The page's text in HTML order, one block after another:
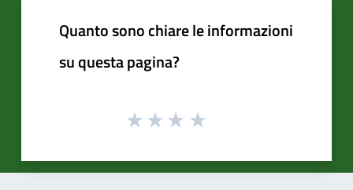
Quanto sono chiare le informazioni
su questa pagina?